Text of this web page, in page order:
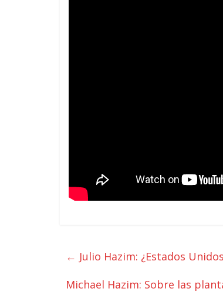
← Julio Hazim: ¿Estados
Michael Hazim: Sobre las